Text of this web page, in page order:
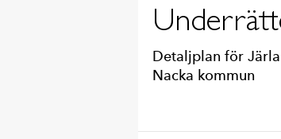
Detaljplan för
Nacka kommun